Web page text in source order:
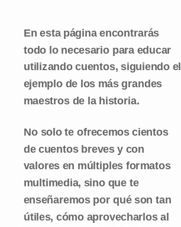
En esta página encontrarás
todo lo necesario para educar
utilizando cuentos, siguiendo el
ejemplo de los más grandes
maestros de la historia.
No solo te ofrecemos cientos
de cuentos breves y con
valores en múltiples formatos
multimedia, sino que te
enseñaremos por qué son tan
útiles, cómo aprovecharlos al